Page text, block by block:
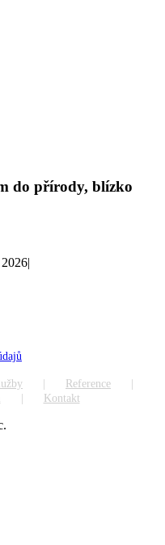
do přírody, blízko
|
Reference
Kontakt